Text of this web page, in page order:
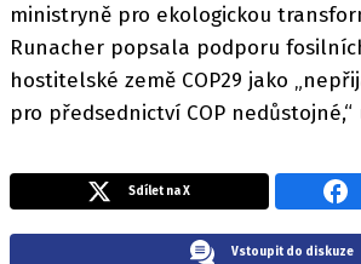
ministryně pro ekologickou
Runacher popsala podporu
hostitelské země COP29 jako
pro předsednictví COP nedůstojné,“
Sdílet na X
Vstoupit do diskuze